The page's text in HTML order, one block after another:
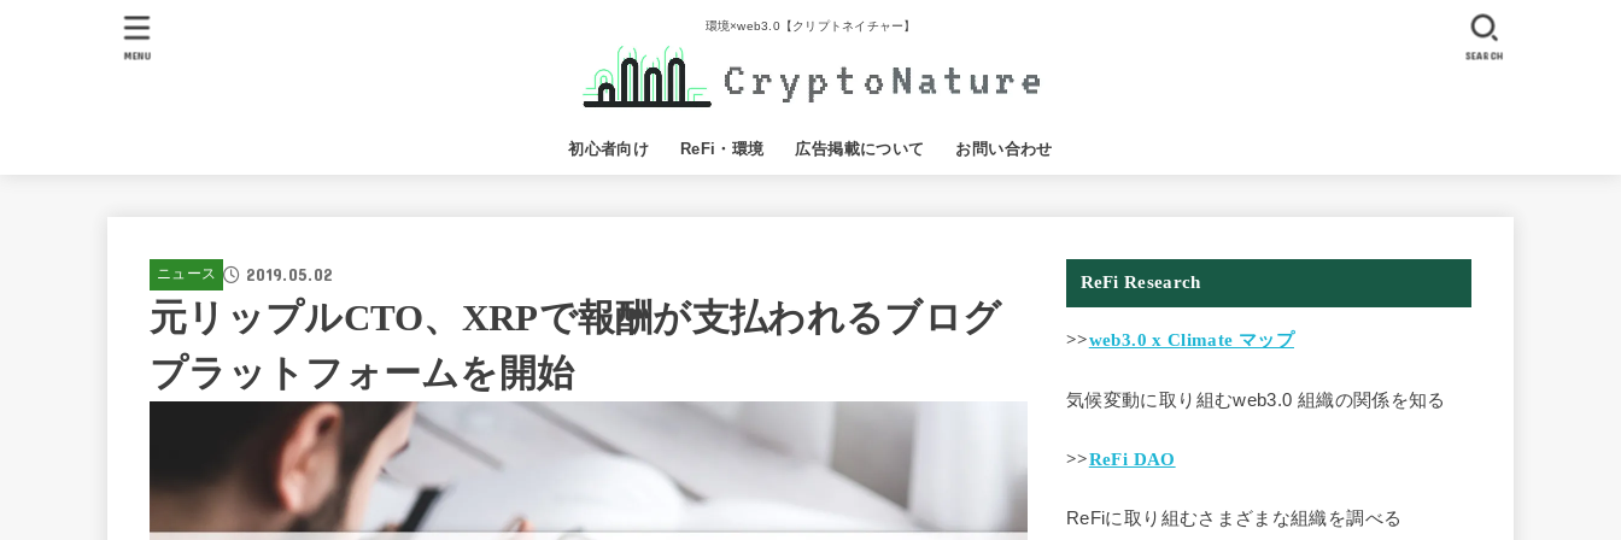
環境×web3.0【クリプトネイチャー】
初心者向け ReFi・環境 広告掲載について お問い合わせ
SEARCH
MENU
ニュース 2019.05.02
元リップルCTO、XRPで報酬が支払われるブログ
プラットフォームを開始
ReFi Research
>>web3.0 x Climate マップ
気候変動に取り組むweb3.0 組織の関係を知る
>>ReFi DAO
ReFiに取り組むさまざまな組織を調べる